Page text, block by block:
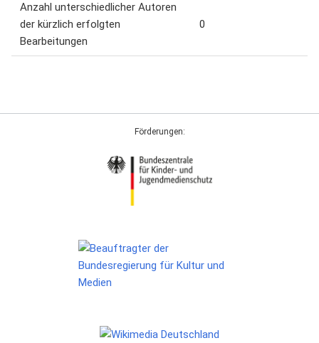
Anzahl unterschiedlicher Autoren
der kürzlich erfolgten
Bearbeitungen
0
Förderungen: